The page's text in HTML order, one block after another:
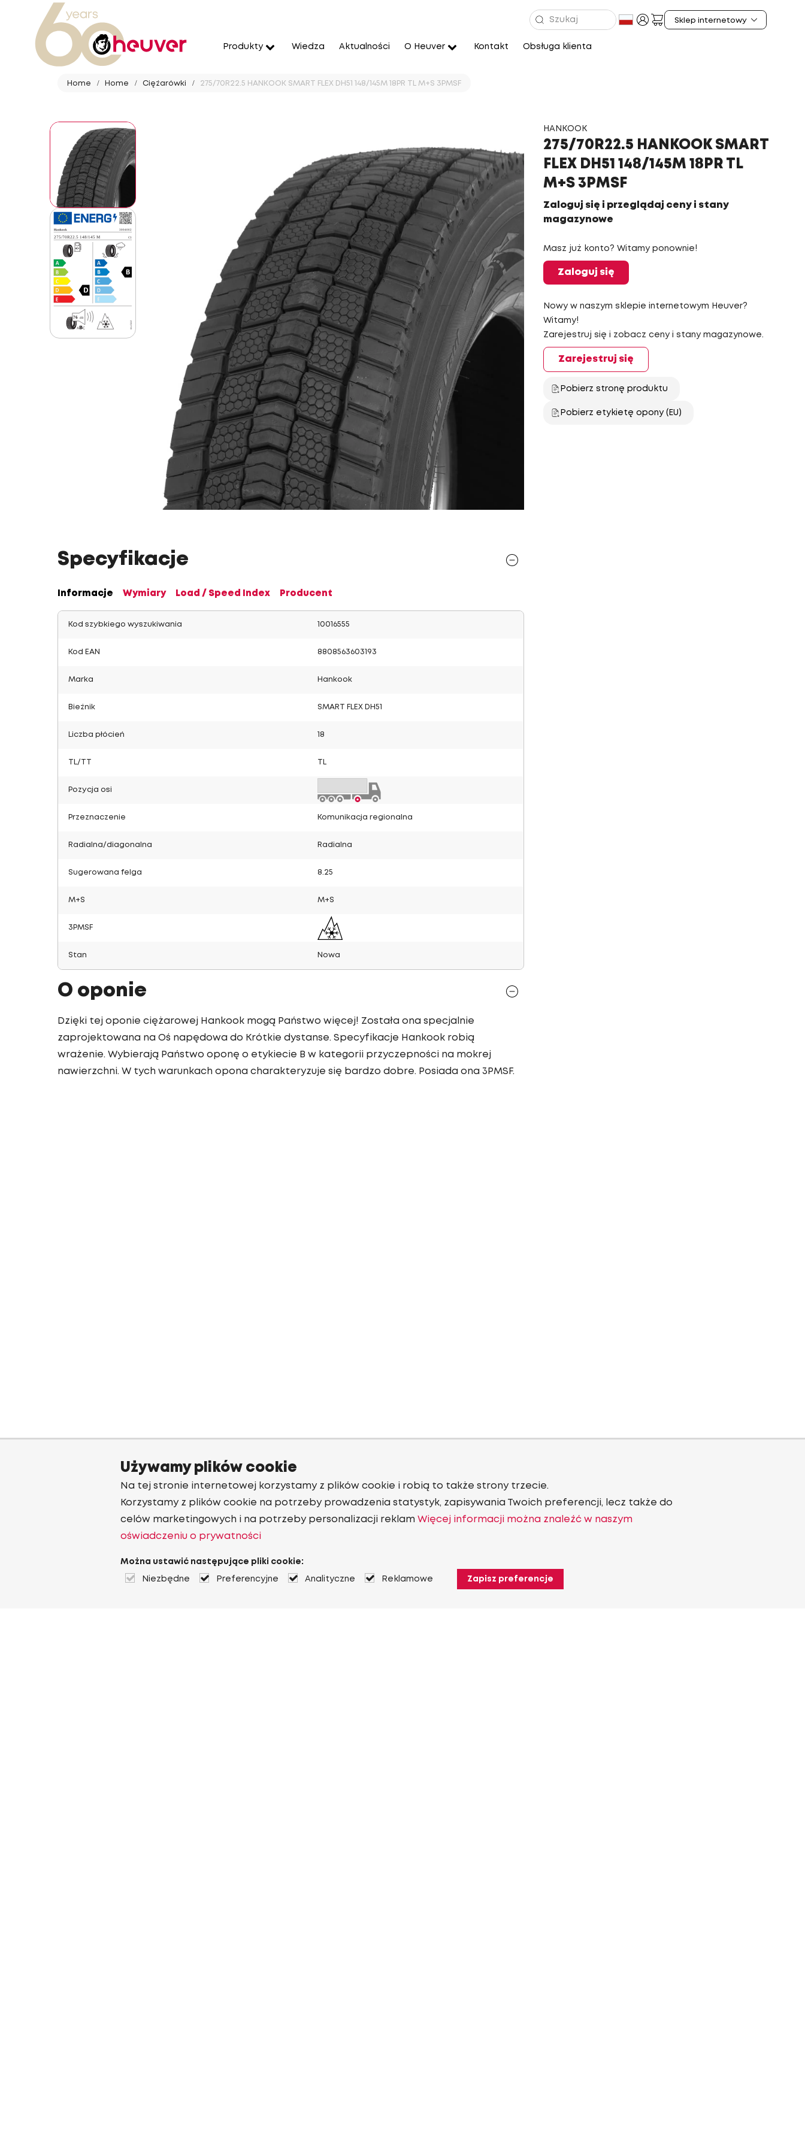
Produkty Wiedza Aktualności O Heuver Kontakt Obsługa klienta
Home Home Ciężarówki 275/70R22.5 HANKOOK SMART FLEX DH51 148/145M 18PR TL M+S 3PMSF
HANKOOK
275/70R22.5 HANKOOK SMART
FLEX DH51 148/145M 18PR TL
M+S 3PMSF
Zaloguj się i przeglądaj ceny i stany
magazynowe
Masz już konto? Witamy ponownie!
Zaloguj się
Nowy w naszym sklepie internetowym Heuver?
Witamy!
Zarejestruj się i zobacz ceny i stany magazynowe.
Zarejestruj się
Pobierz stronę produktu
Pobierz etykietę opony (EU)
Specyfikacje
Informacje Wymiary Load / Speed Index Producent
Kod szybkiego wyszukiwania 10016555
Kod EAN 8808563603193
Marka Hankook
Bieżnik SMART FLEX DH51
Liczba płócień 18
TL/TT
Pozycja osi
Przeznaczenie Komunikacja regionalna
Radialna/diagonalna Radialna
Sugerowana felga 8.25
M+S M+S
3PMSF
Stan Nowa
O oponie
Dzięki tej oponie ciężarowej Hankook mogą Państwo więcej! Została ona specjalnie
zaprojektowana na Oś napędowa do Krótkie dystanse. Specyfikacje Hankook robią
wrażenie. Wybierają Państwo oponę o etykiecie B w kategorii przyczepności na mokrej
nawierzchni. W tych warunkach opona charakteryzuje się bardzo dobre. Posiada ona 3PMSF.
Używamy plików cookie
Na tej stronie internetowej korzystamy z plików cookie i robią to także strony trzecie.
Korzystamy z plików cookie na potrzeby prowadzenia statystyk, zapisywania Twoich preferencji, lecz także do
celów marketingowych i na potrzeby personalizacji reklam Więcej informacji można znaleźć w naszym
oświadczeniu o prywatności
Można ustawić następujące pliki cookie:
Niezbędne Preferencyjne Analityczne Reklamowe Zapisz preferencje